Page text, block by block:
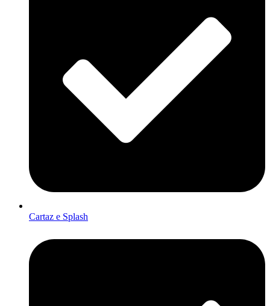
Cartaz e Splash